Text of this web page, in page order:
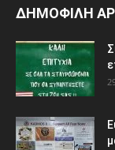
ΔΗΜΟΦΙΛΗ